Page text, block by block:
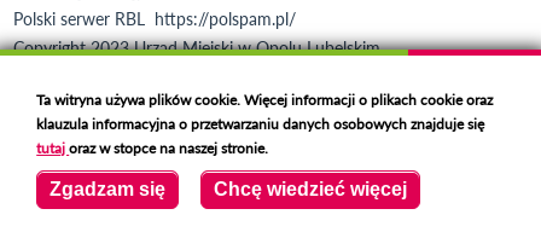
Polski serwer RBL https://polspam.pl/
Copyright 2023 Urząd Miejski w Opolu Lubelskim
Ta witryna używa plików cookie. Więcej informacji o plikach cookie oraz
klauzula informacyjna o przetwarzaniu danych osobowych znajduje się
tutajoraz w stopce na naszej stronie.
Zgadzam się Chcę wiedzieć więcej